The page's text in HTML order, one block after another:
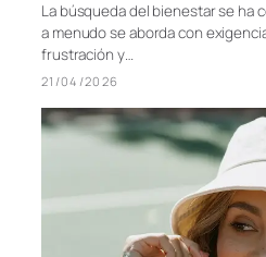
La búsqueda del bienestar se ha
a menudo se aborda con
frustración y…
21/04/2026